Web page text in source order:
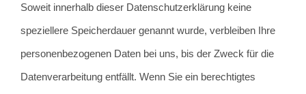
Soweit innerhalb dieser Datenschutzerklärung keine
speziellere Speicherdauer genannt wurde, verbleiben Ihre
personenbezogenen Daten bei uns, bis der Zweck für die
Datenverarbeitung entfällt. Wenn Sie ein berechtigtes